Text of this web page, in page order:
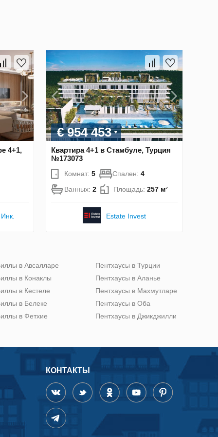
4+1,
€ 954 453
Квартира 4+1 в Стамбуле, Турция
№173073
Комнат: 5 Спален: 4
Ванных: 2 Площадь: 257 м²
Estate Invest
в Авсалларе
в Конаклы
в Кестеле
в Белеке
в Фетхие
Пентхаусы в Турции
Пентхаусы в Аланье
Пентхаусы в Махмутларе
Пентхаусы в Оба
Пентхаусы в Джикджилли
КОНТАКТЫ